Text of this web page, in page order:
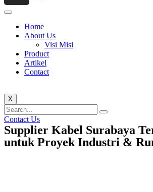
Home
About Us
Visi Misi
Product
Artikel
Contact
X
Contact Us
Supplier Kabel Surabaya
untuk Proyek Industri &